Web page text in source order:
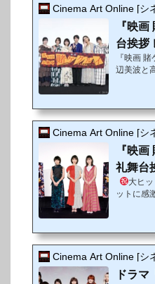
評連載中
実写ド
と若手俳
なった注
弾「賭ケ
Cinema Art Online [シ
『映
台挨拶
『映画
辺美波と
画 賭ケグ
に全国公
R」（ス
連載中、
ット漫画
写ドラ
Cinema Art Online [シ
『映
礼舞台
大ヒ
ットに感
ヒットコ
フも数多
万部を突
され、続
Cinema Art Online [シ
ドラ